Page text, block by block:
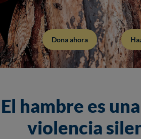
Dona ahora
El hambre es
violencia